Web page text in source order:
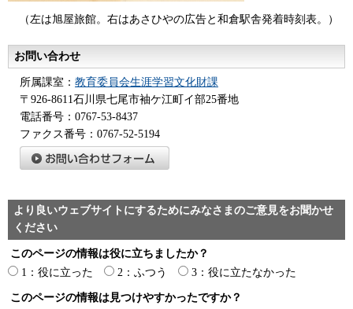
（左は旭屋旅館。右はあさひやの広告と和倉駅舎発着時刻表。）
お問い合わせ
所属課室： 教育委員会生涯学習文化財課
〒926-8611石川県七尾市袖ケ江町イ部25番地
電話番号：0767-53-8437
ファクス番号：0767-52-5194
より良いウェブサイトにするためにみなさまのご意見をお聞かせ
ください
このページの情報は役に立ちましたか？
1：役に立った
2：ふつう 3：役に立たなかった
このページの情報は見つけやすかったですか？